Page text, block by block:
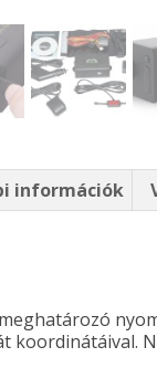
információk
koordinátáival.